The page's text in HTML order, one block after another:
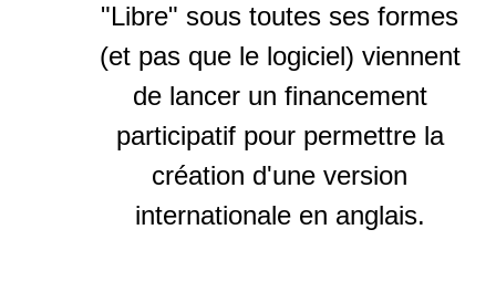
"Libre" sous toutes ses formes
(et pas que le logiciel) viennent
de lancer un financement
participatif pour permettre la
création d'une version
internationale en anglais.